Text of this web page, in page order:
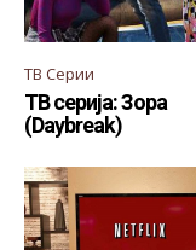
ТВ Серии
ТВ серија: Зора
(Daybreak)